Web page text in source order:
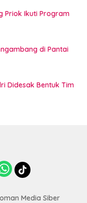
Priok Ikuti Program
di Pantai
Didesak Bentuk Tim
Media Siber